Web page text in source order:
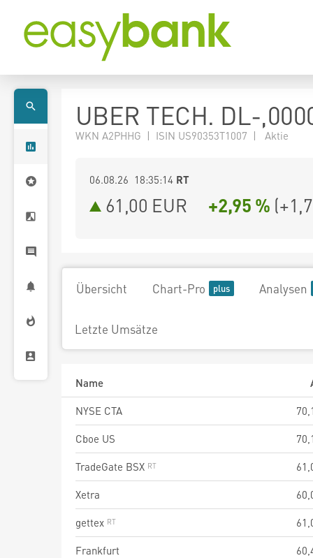
UBER TECH. DL-
WKN A2PHHG | ISIN US90353T1007 | Aktie
06.08.26 18:35:14 RT
61,00 EUR +2,95 % (
Übersicht Chart-Pro Analysen
Letzte Umsätze
Name
NYSE CTA
Cboe US
TradeGate BSX
Xetra
gettex
Frankfurt